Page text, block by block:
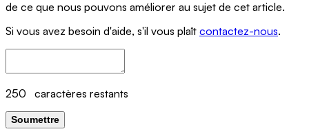
de ce que nous pouvons améliorer au sujet de cet article.
Si vous avez besoin d'aide, s'il vous plaît contactez-nous.
250 caractères restants
Soumettre